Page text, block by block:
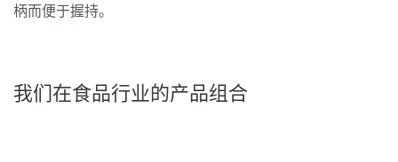
柄而便于握持。
我们在食品行业的产品组合